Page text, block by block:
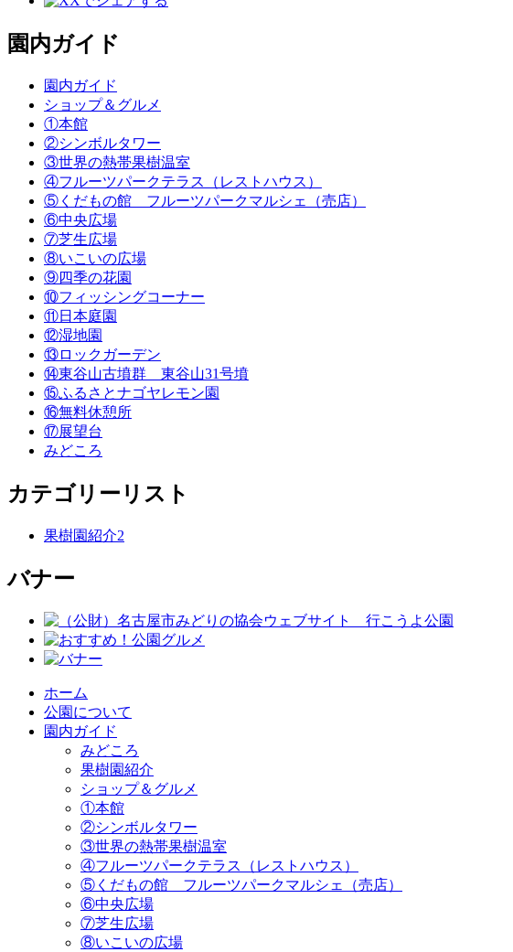
園内ガイド
園内ガイド
ショップ＆グルメ
①本館
②シンボルタワー
③世界の熱帯果樹温室
④フルーツパークテラス（レストハウス）
⑤くだもの館 フルーツパークマルシェ（売店）
⑥中央広場
⑦芝生広場
⑧いこいの広場
⑨四季の花園
⑩フィッシングコーナー
⑪日本庭園
⑫湿地園
⑬ロックガーデン
⑭東谷山古墳群 東谷山31号墳
⑮ふるさとナゴヤレモン園
⑯無料休憩所
⑰展望台
みどころ
カテゴリーリスト
果樹園紹介2
バナー
ホーム
公園について
園内ガイド
みどころ
果樹園紹介
ショップ＆グルメ
①本館
②シンボルタワー
③世界の熱帯果樹温室
④フルーツパークテラス（レストハウス）
⑤くだもの館 フルーツパークマルシェ（売店）
⑥中央広場
⑦芝生広場
⑧いこいの広場